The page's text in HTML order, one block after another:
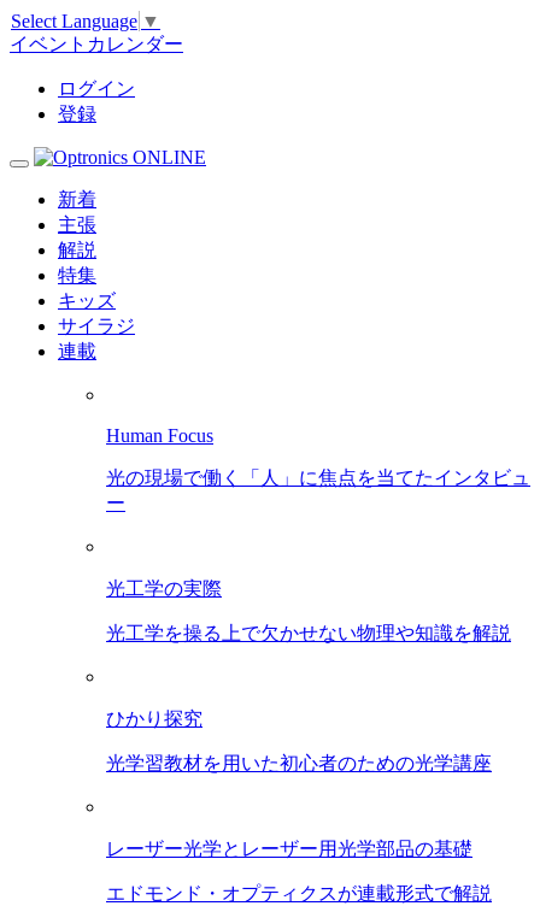
Select Language ▼
イベントカレンダー
ログイン
登録
新着
主張
解説
特集
キッズ
サイラジ
連載
Human Focus
光の現場で働く「人」に焦点を当てたインタビュ
ー
光工学の実際
光工学を操る上で欠かせない物理や知識を解説
ひかり探究
光学習教材を用いた初心者のための光学講座
レーザー光学とレーザー用光学部品の基礎
エドモンド・オプティクスが連載形式で解説